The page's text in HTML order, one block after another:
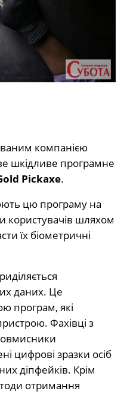
компанією
шкідливе програмне
Pickaxe.
цю програму на
користувачів шляхом
їх біометричні
даних. Це
програм, які
Фахівці з
цифрові зразки осіб
діпфейків. Крім
отримання